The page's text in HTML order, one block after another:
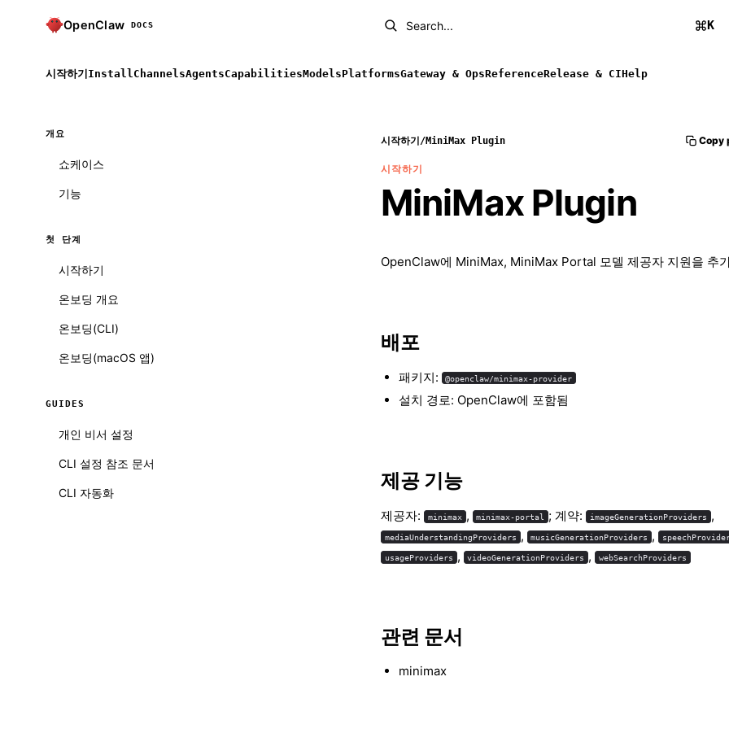
OpenClaw DOCS Search... K
시작하기Install ChannelsAgentsCapabilitiesModelsPlatformsGateway & OpsReferenceRelease & CIHelp
개요
쇼케이스
기능
첫 단계
시작하기
온보딩 개요
온보딩(CLI)
온보딩(macOS 앱)
GUIDES
개인 비서 설정
CLI 설정 참조 문서
CLI 자동화
시작하기 /MiniMax Plugin Copy
시작하기
MiniMax Plugin
OpenClaw에 MiniMax, MiniMax Portal 모델 제공자 지원을 추
배포
패키지: @openclaw/minimax-provider
설치 경로: OpenClaw에 포함됨
제공 기능
제공자: minimax , minimax-portal ; 계약: imageGenerationProviders ,
mediaUnderstandingProviders , musicGenerationProviders ,
usageProviders , videoGenerationProviders , webSearchProviders
관련 문서
minimax